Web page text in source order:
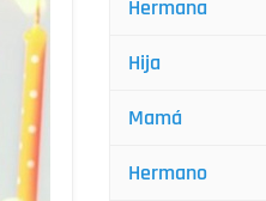
Hermana
Hija
Mamá
Hermano